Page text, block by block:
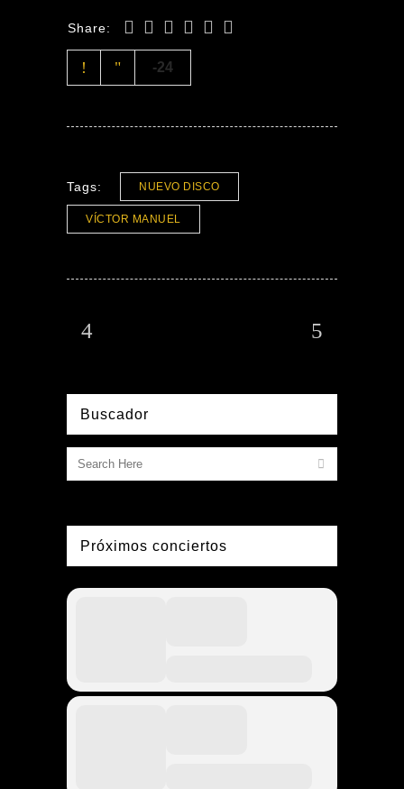
Share:
-24
Tags: NUEVO DISCO
VÍCTOR MANUEL
Buscador
Próximos conciertos